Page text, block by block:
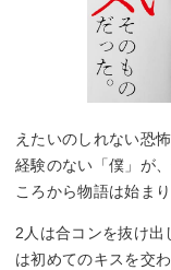
えたいのしれない恐
経験のない「僕」が
ころから物語は始まり
2人は合コンを抜け出
は初めてのキスを交